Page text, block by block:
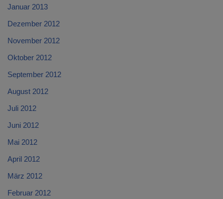
Januar 2013
Dezember 2012
November 2012
Oktober 2012
September 2012
August 2012
Juli 2012
Juni 2012
Mai 2012
April 2012
März 2012
Februar 2012